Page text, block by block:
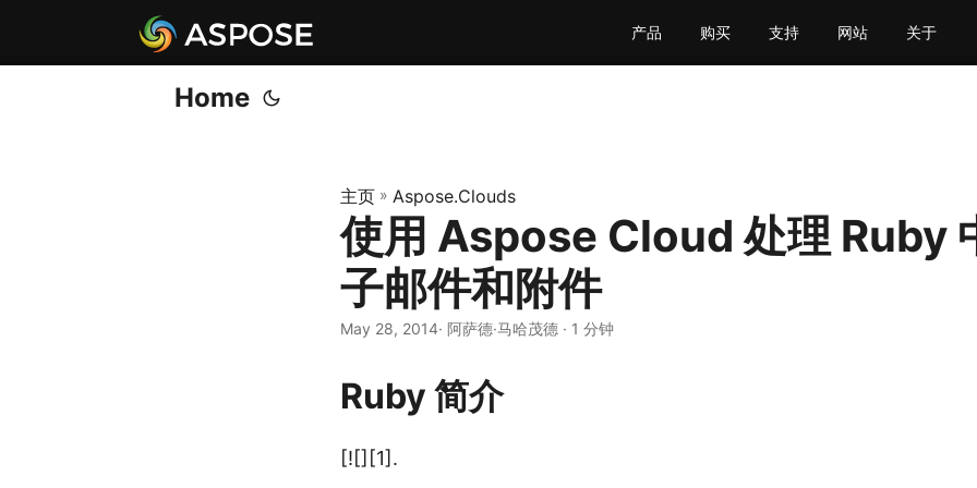
产品 购买 支持 网站 关于
Home
主页 » Aspose.Clouds
使用 Aspose Cloud 处理 Ruby
子邮件和附件
May 28, 2014· 阿萨德·马哈茂德 · 1 分钟
Ruby 简介
[![][1].